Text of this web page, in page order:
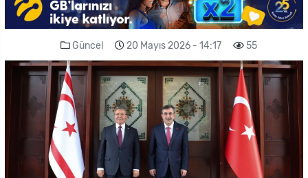
Güncel 20 Mayıs 2026 - 14:17 55